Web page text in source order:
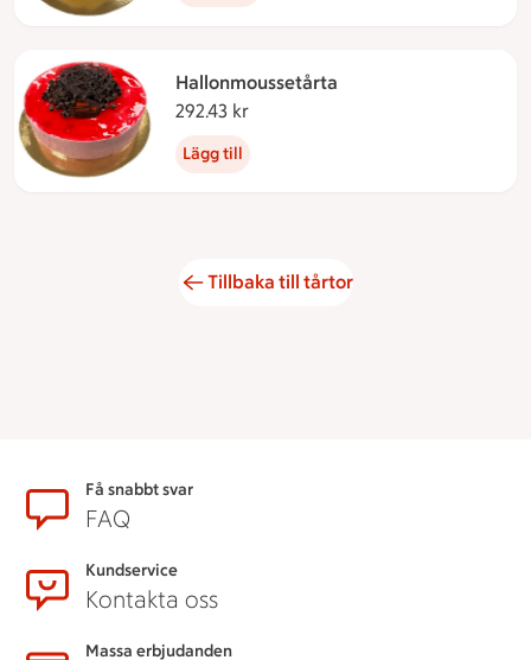
Hallonmoussetårta
292.43 kr
Lägg till
Tillbaka till tårtor
SidfotFå snabbt svar
FAQ
Kundservice
Kontakta oss
Massa erbjudanden